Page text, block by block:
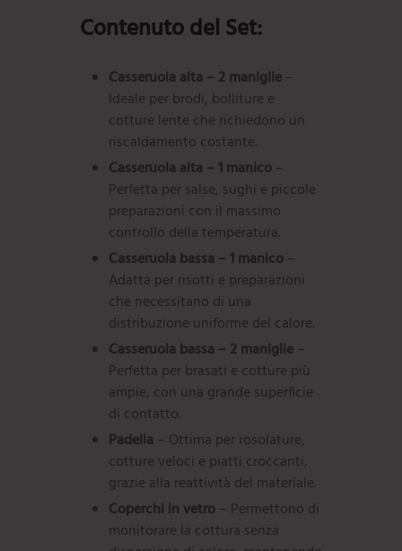
Contenuto del Set:
Casseruola alta – 2 maniglie–
Ideale per brodi, bolliture e
cotture lente che richiedono un
riscaldamento costante.
Casseruola alta – 1 manico–
Perfetta per salse, sughi e piccole
preparazioni con il massimo
controllo della temperatura.
Casseruola bassa – 1 manico–
Adatta per risotti e preparazioni
che necessitano di una
distribuzione uniforme del calore.
Casseruola bassa – 2 maniglie–
Perfetta per brasati e cotture più
ampie, con una grande superficie
di contatto.
Padella – Ottima per rosolature,
cotture veloci e piatti croccanti,
grazie alla reattività del materiale.
Coperchi in vetro– Permettono di
monitorare la cottura senza